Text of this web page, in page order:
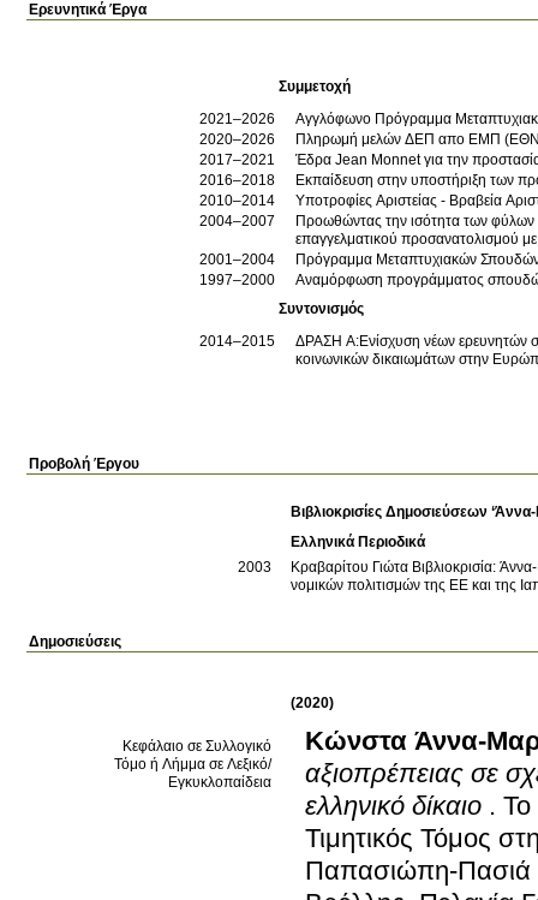
Ερευνητικά Έργα
Συμμετοχή
2021–2026
Αγγλόφωνο Πρόγραμμα
2020–2026
Πληρωμή μελών ΔΕΠ απο ΕΜΠ
2017–2021
Έδρα Jean Monnet για την
2016–2018
Εκπαίδευση στην υποστήριξη των
2010–2014
2004–2007
Προωθώντας την ισότητα των φύλων
επαγγελματικού προσανατολισμού
2001–2004
Πρόγραμμα Μεταπτυχιακών
1997–2000
Αναμόρφωση προγράμματος
Συντονισμός
2014–2015
ΔΡΑΣΗ Α:Ενίσχυση νέων ερευνητών
κοινωνικών δικαιωμάτων στην
Προβολή Έργου
Βιβλιοκρισίες Δημοσιεύσεων
Ελληνικά Περιοδικά
2003
Κραβαρίτου Γιώτα Βιβλιοκρισία:
νομικών πολιτισμών της ΕΕ και της
Δημοσιεύσεις
(2020)
Κεφάλαιο σε Συλλογικό
Τόμο ή Λήμμα σε Λεξικό/
Εγκυκλοπαίδεια
Κώνστα Άννα-
αξιοπρέπειας σε
ελληνικό δίκαιο . To
Τιμητικός Τόμος
Παπασιώπη-Πασιά